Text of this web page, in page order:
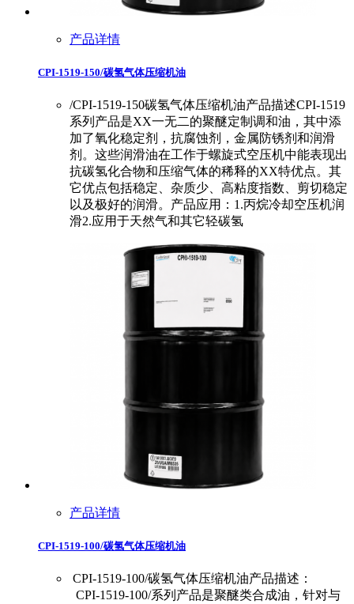
产品详情
CPI-1519-150/碳氢气体压缩机油
/CPI-1519-150碳氢气体压缩机油产品描述CPI-1519
系列产品是XX一无二的聚醚定制调和油，其中添
加了氧化稳定剂，抗腐蚀剂，金属防锈剂和润滑
剂。这些润滑油在工作于螺旋式空压机中能表现出
抗碳氢化合物和压缩气体的稀释的XX特优点。其
它优点包括稳定、杂质少、高粘度指数、剪切稳定
以及极好的润滑。产品应用：1.丙烷冷却空压机润
滑2.应用于天然气和其它轻碳氢
产品详情
CPI-1519-100/碳氢气体压缩机油
CPI-1519-100/碳氢气体压缩机油产品描述：
CPI-1519-100/系列产品是聚醚类合成油，针对与